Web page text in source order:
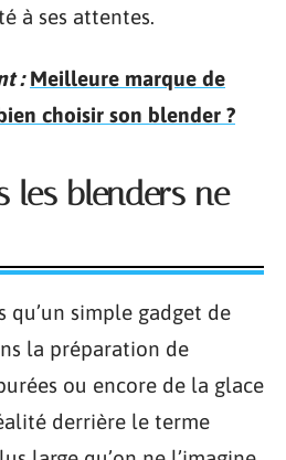
à ses attentes.
: Meilleure marque de
choisir son blender ?
les blenders ne
qu’un simple gadget de
la préparation de
ou encore de la glace
derrière le terme